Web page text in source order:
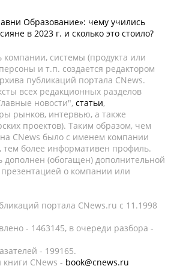
Образование»: чему учились
в 2023 г. и сколько это стоило?
системы (продукта или
и т.п. создается редактором
публикаций портала CNews.
всех редакционных разделов
новости", статьи,
рынков, интервью, а также
проектов). Таким образом, чем
CNews было с именем компании
тем более информативен профиль.
(обогащен) дополнительной
о компании или
портала CNews.ru c 11.1998
- 1463145, в очереди разбора -
- 199165.
CNews - book@cnews.ru